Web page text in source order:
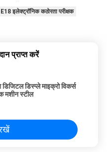
इलेक्ट्रॉनिक कठोरता परीक्षक
प्राप्त करें
डिजिटल डिस्प्ले माइक्रो विकर्स
मशीन स्टील